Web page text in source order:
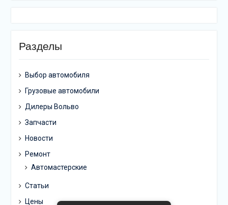
Разделы
Выбор автомобиля
Грузовые автомобили
Дилеры Вольво
Запчасти
Новости
Ремонт
Автомастерские
Статьи
Цены